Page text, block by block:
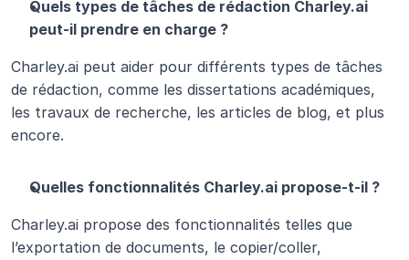
Quels types de tâches de rédaction Charley.ai
peut-il prendre en charge ?
Charley.ai peut aider pour différents types de tâches
de rédaction, comme les dissertations académiques,
les travaux de recherche, les articles de blog, et plus
encore.
Quelles fonctionnalités Charley.ai propose-t-il ?
Charley.ai propose des fonctionnalités telles que
l’exportation de documents, le copier/coller,